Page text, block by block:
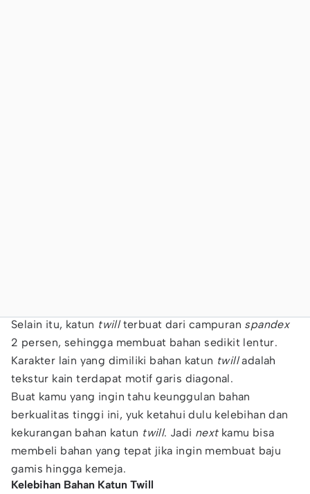
Selain itu, katun twillterbuat dari campuran spandex
2 persen, sehingga membuat bahan sedikit lentur.
Karakter lain yang dimiliki bahan katun twilladalah
tekstur kain terdapat motif garis diagonal.
Buat kamu yang ingin tahu keunggulan bahan
berkualitas tinggi ini, yuk ketahui dulu kelebihan dan
kekurangan bahan katun twill. Jadi nextkamu bisa
membeli bahan yang tepat jika ingin membuat baju
gamis hingga kemeja.
Kelebihan Bahan Katun Twill